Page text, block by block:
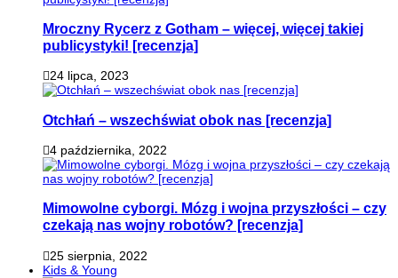
Mroczny Rycerz z Gotham – więcej, więcej takiej
publicystyki! [recenzja]
24 lipca, 2023
Otchłań – wszechświat obok nas [recenzja]
4 października, 2022
Mimowolne cyborgi. Mózg i wojna przyszłości – czy
czekają nas wojny robotów? [recenzja]
25 sierpnia, 2022
Kids & Young